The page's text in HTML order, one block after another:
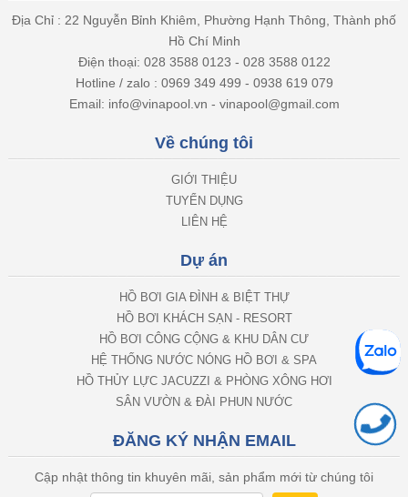
Địa Chỉ : 22 Nguyễn Bỉnh Khiêm, Phường Hạnh Thông, Thành phố
Hồ Chí Minh
Điện thoại: 028 3588 0123 - 028 3588 0122
Hotline / zalo : 0969 349 499 - 0938 619 079
Email: info@vinapool.vn - vinapool@gmail.com
Về chúng tôi
GIỚI THIỆU
TUYỂN DỤNG
LIÊN HỆ
Dự án
HỒ BƠI GIA ĐÌNH & BIỆT THỰ
HỒ BƠI KHÁCH SẠN - RESORT
HỒ BƠI CÔNG CỘNG & KHU DÂN CƯ
HỆ THỐNG NƯỚC NÓNG HỒ BƠI & SPA
HỒ THỦY LỰC JACUZZI & PHÒNG XÔNG HƠI
SÂN VƯỜN & ĐÀI PHUN NƯỚC
ĐĂNG KÝ NHẬN EMAIL
Cập nhật thông tin khuyên mãi, sản phẩm mới từ chúng tôi